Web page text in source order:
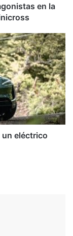
en la
un eléctrico